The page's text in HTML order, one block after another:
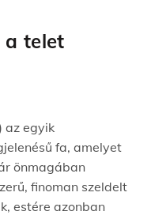
a telet
az egyik
fa, amelyet
önmagában
finoman szeldelt
estére azonban